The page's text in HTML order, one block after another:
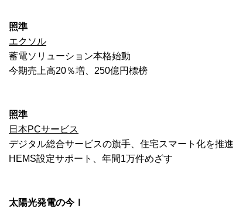
照準
エクソル
蓄電ソリューション本格始動
今期売上高20％増、250億円標榜
照準
日本PCサービス
デジタル総合サービスの旗手、住宅スマート化を推進
HEMS設定サポート、年間1万件めざす
太陽光発電の今